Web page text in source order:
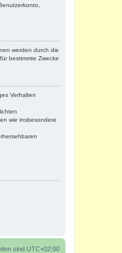
werden durch die
bestimmte Zwecke
Verhalten
wie insbesondere
sind UTC+02:00